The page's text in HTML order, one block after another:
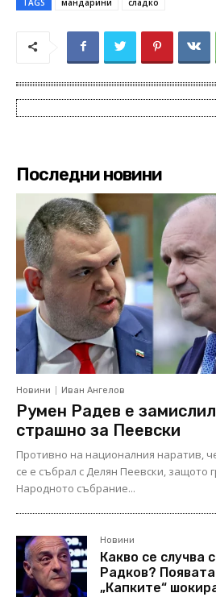
Последни новини
Новини Иван Ангелов
Румен Радев е
страшно за Пеевски
Противно на националния наратив,
се е събрал с Делян Пеевски, защото
Народното събрание...
Новини
Какво се случва
Радков?
„Капките“